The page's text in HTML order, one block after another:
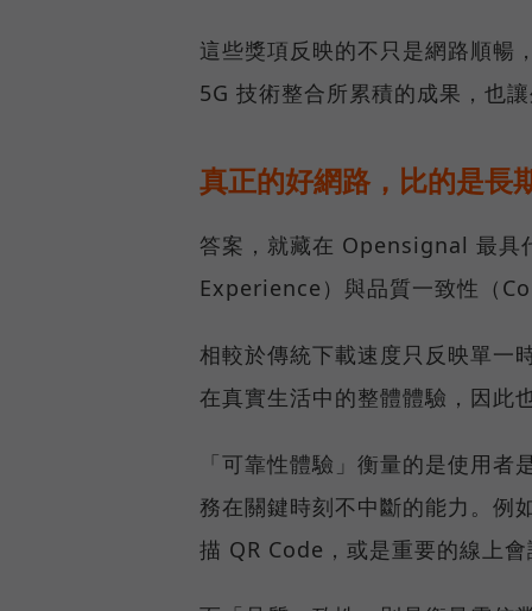
這些獎項反映的不只是網路順暢
5G 技術整合所累積的成果，也
真正的好網路，比的是長
答案，就藏在 Opensignal 最
Experience）與品質一致性（
相較於傳統下載速度只反映單一
在真實生活中的整體體驗，因此
「可靠性體驗」衡量的是使用
務在關鍵時刻不中斷的能力。例
描 QR Code，或是重要的線上